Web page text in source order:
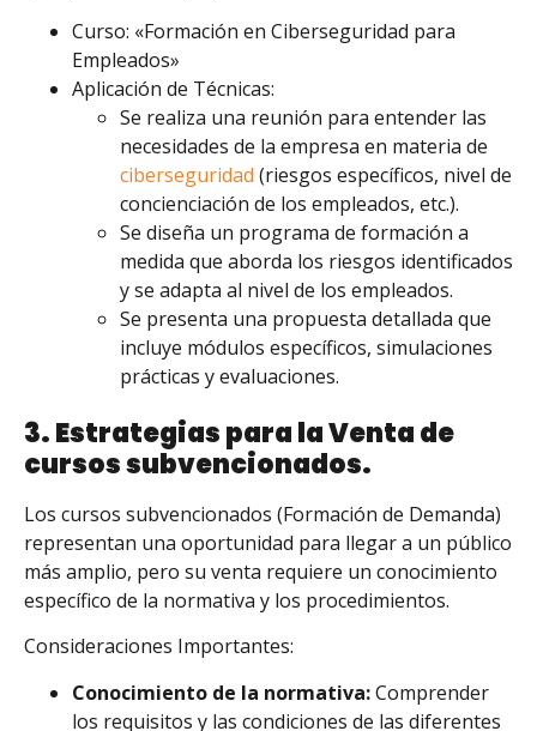
Curso: «Formación en Ciberseguridad para
Empleados»
Aplicación de Técnicas:
Se realiza una reunión para entender las
necesidades de la empresa en materia de
ciberseguridad (riesgos específicos, nivel de
concienciación de los empleados, etc.).
Se diseña un programa de formación a
medida que aborda los riesgos identificados
y se adapta al nivel de los empleados.
Se presenta una propuesta detallada que
incluye módulos específicos, simulaciones
prácticas y evaluaciones.
3. Estrategias para la Venta de
cursos subvencionados.
Los cursos subvencionados (Formación de Demanda)
representan una oportunidad para llegar a un público
más amplio, pero su venta requiere un conocimiento
específico de la normativa y los procedimientos.
Consideraciones Importantes:
Conocimiento de la normativa:Comprender
los requisitos y las condiciones de las diferentes